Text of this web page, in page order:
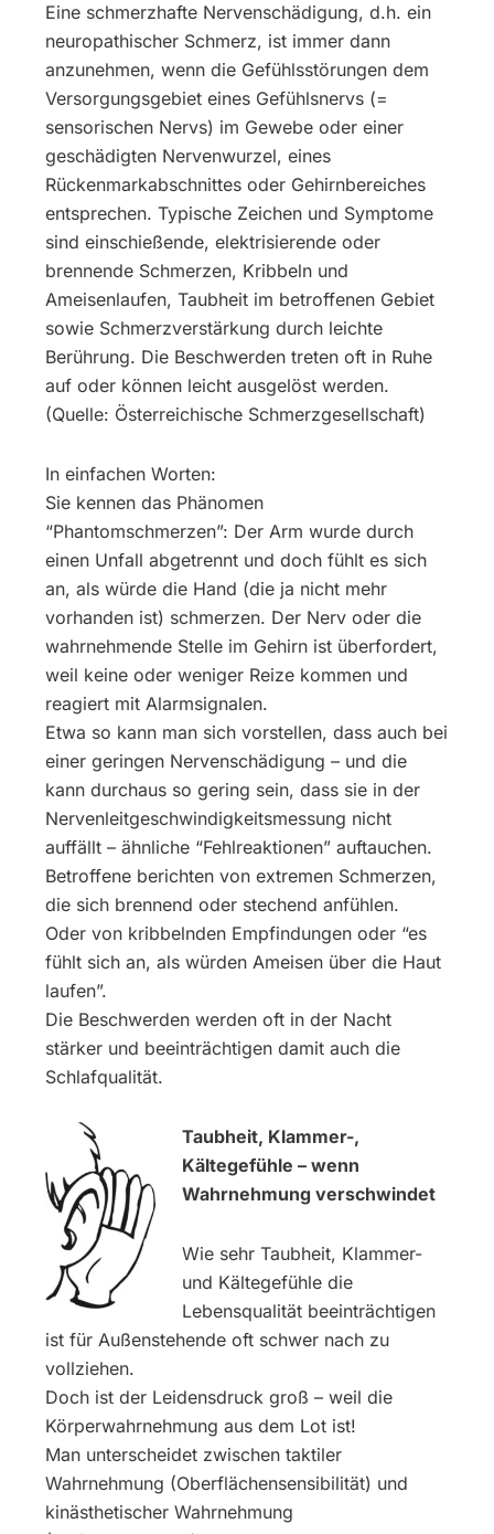
Eine schmerzhafte Nervenschädigung, d.h. ein
neuropathischer Schmerz, ist immer dann
anzunehmen, wenn die Gefühlsstörungen dem
Versorgungsgebiet eines Gefühlsnervs (=
sensorischen Nervs) im Gewebe oder einer
geschädigten Nervenwurzel, eines
Rückenmarkabschnittes oder Gehirnbereiches
entsprechen. Typische Zeichen und Symptome
sind einschießende, elektrisierende oder
brennende Schmerzen, Kribbeln und
Ameisenlaufen, Taubheit im betroffenen Gebiet
sowie Schmerzverstärkung durch leichte
Berührung. Die Beschwerden treten oft in Ruhe
auf oder können leicht ausgelöst werden.
(Quelle: Österreichische Schmerzgesellschaft)
In einfachen Worten:
Sie kennen das Phänomen
“Phantomschmerzen”: Der Arm wurde durch
einen Unfall abgetrennt und doch fühlt es sich
an, als würde die Hand (die ja nicht mehr
vorhanden ist) schmerzen. Der Nerv oder die
wahrnehmende Stelle im Gehirn ist überfordert,
weil keine oder weniger Reize kommen und
reagiert mit Alarmsignalen.
Etwa so kann man sich vorstellen, dass auch bei
einer geringen Nervenschädigung – und die
kann durchaus so gering sein, dass sie in der
Nervenleitgeschwindigkeitsmessung nicht
auffällt – ähnliche “Fehlreaktionen” auftauchen.
Betroffene berichten von extremen Schmerzen,
die sich brennend oder stechend anfühlen.
Oder von kribbelnden Empfindungen oder “es
fühlt sich an, als würden Ameisen über die Haut
laufen”.
Die Beschwerden werden oft in der Nacht
stärker und beeinträchtigen damit auch die
Schlafqualität.
Taubheit, Klammer-,
Kältegefühle – wenn
Wahrnehmung verschwindet
Wie sehr Taubheit, Klammer-
und Kältegefühle die
Lebensqualität beeinträchtigen
ist für Außenstehende oft schwer nach zu
vollziehen.
Doch ist der Leidensdruck groß – weil die
Körperwahrnehmung aus dem Lot ist!
Man unterscheidet zwischen taktiler
Wahrnehmung (Oberflächensensibilität) und
kinästhetischer Wahrnehmung